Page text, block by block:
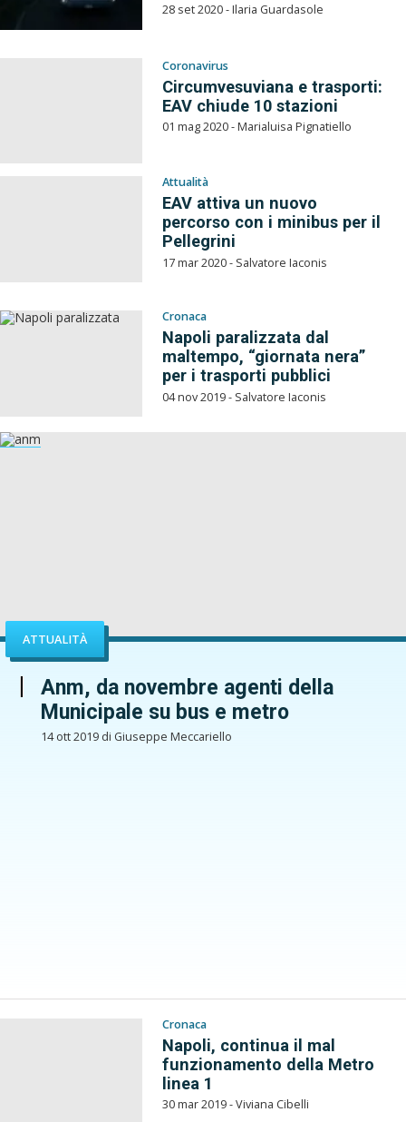
28 set 2020 - Ilaria Guardasole
Coronavirus
Circumvesuviana e trasporti:
EAV chiude 10 stazioni
01 mag 2020 - Marialuisa Pignatiello
Attualità
EAV attiva un nuovo
percorso con i minibus per il
Pellegrini
17 mar 2020 - Salvatore Iaconis
Cronaca
Napoli paralizzata dal
maltempo, “giornata nera”
per i trasporti pubblici
04 nov 2019 - Salvatore Iaconis
ATTUALITÀ
Anm, da novembre agenti della
Municipale su bus e metro
14 ott 2019 di Giuseppe Meccariello
Cronaca
Napoli, continua il mal
funzionamento della Metro
linea 1
30 mar 2019 - Viviana Cibelli